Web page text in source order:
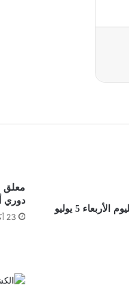
جدول مواعيد مباريات اليوم الأربعاء 5 يوليو
معلق
دوري
23 أكتوبر، 2023